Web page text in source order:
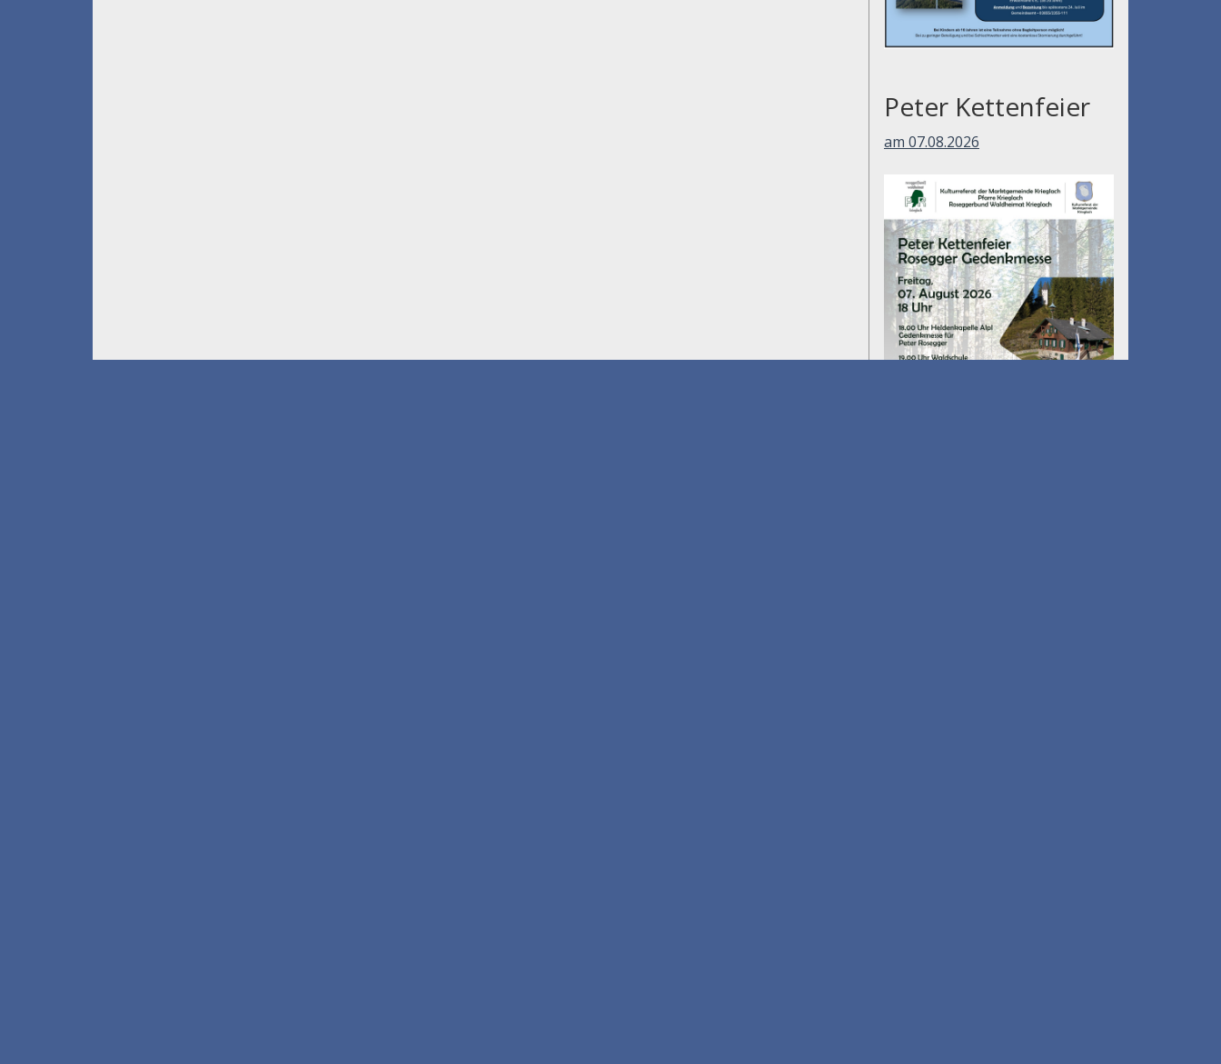
Peter Kettenfeier
am 07.08.2026